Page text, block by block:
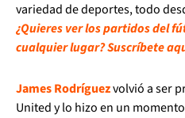
variedad de deportes, todo
¿Quieres ver los partidos del
cualquier lugar? Suscríbete
James Rodríguezvolvió a ser
United y lo hizo en un